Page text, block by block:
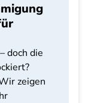
doch die
zeigen